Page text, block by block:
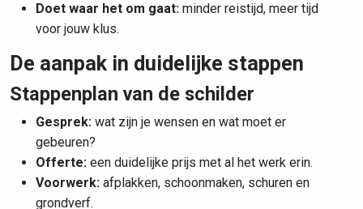
Doet waar het om gaat: minder reistijd, meer tijd
voor jouw klus.
De aanpak in duidelijke stappen
Stappenplan van de schilder
Gesprek: wat zijn je wensen en wat moet er
gebeuren?
Offerte: een duidelijke prijs met al het werk erin.
Voorwerk: afplakken, schoonmaken, schuren en
grondverf.